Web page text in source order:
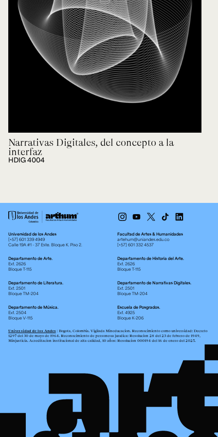
Configuración de cookies
Universidad de los Andes | Vigilada Mineducación.
Reconocimiento como universidad: Decreto 1297 del 30
de mayo de 1964. Reconocimiento de personería jurídica:
Resolución 28 del 23 de febrero de 1949, Minjusticia.
Acreditación institucional de alta calidad, 10 años:
Ext. 2626
Posgrados
Ext. 4925
Educación
Continua
Ext. 4795
Narrativas Digitales, del concepto a la
interfaz
HDIG 4004
Universidad de los Andes
[+57] 601 339 4949
Calle 19A #1 - 37 Este. Bloque K. Piso 2.
Facultad de Artes & Humanidades
artehum@uniandes.edu.co
[+57] 601 332 4537
Departamento de Arte.
Ext. 2626
Bloque T-115
Departamento de Historia del Arte.
Ext. 2626
Bloque T-115
Departamento de Literatura.
Ext. 2501
Bloque TM-204
Departamento de Narrativas Digitales.
Ext. 2501
Bloque TM-204
Departamento de Música.
Ext. 2504
Bloque V-115
Escuela de Posgrados.
Ext. 4925
Bloque K-206
Universidad de los Andes| Bogotá, Colombia. Vigilada Mineducación. Reconocimiento como universidad: Decreto
1297 del 30 de mayo de 1964. Reconocimiento de personería jurídica: Resolución 28 del 23 de febrero de 1949,
Minjusticia. Acreditación institucional de alta calidad, 10 años: Resolución 000194 del 16 de enero del 2025.